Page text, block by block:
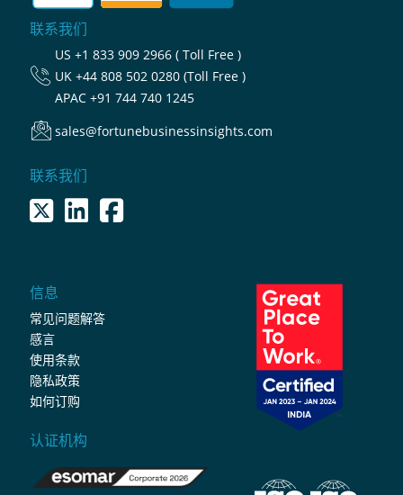
联系我们
US +1 833 909 2966 ( Toll Free )
UK +44 808 502 0280 (Toll Free )
APAC +91 744 740 1245
sales@fortunebusinessinsights.com
联系我们
信息
常见问题解答
感言
使用条款
隐私政策
如何订购
认证机构